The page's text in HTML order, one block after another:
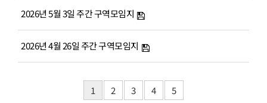
2026년 5월 3일 주간 구역모임지
2026년 4월 26일 주간 구역모임지
1 2 3 4 5